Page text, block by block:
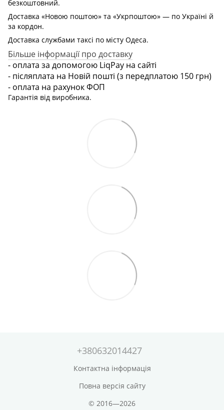
безкоштовний.
Доставка «Новою поштою» та «Укрпоштою» — по Україні й
за кордон.
Доставка службами таксі по місту Одеса.
Більше інформації про доставку
- оплата за допомогою LiqPay на сайті
- післяплата на Новій пошті (з передплатою 150 грн)
- оплата на рахунок ФОП
Гарантія від виробника.
+380632014427
Контактна інформація
Повна версія сайту
© 2016—2026